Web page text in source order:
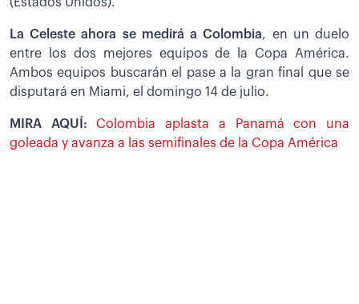
La Celeste ahora se medirá a Colombia, en un duelo
entre los dos mejores equipos de la Copa América.
Ambos equipos buscarán el pase a la gran final que se
disputará en Miami, el domingo 14 de julio.
MIRA AQUÍ: Colombia aplasta a Panamá con una
goleada y avanza a las semifinales de la Copa América